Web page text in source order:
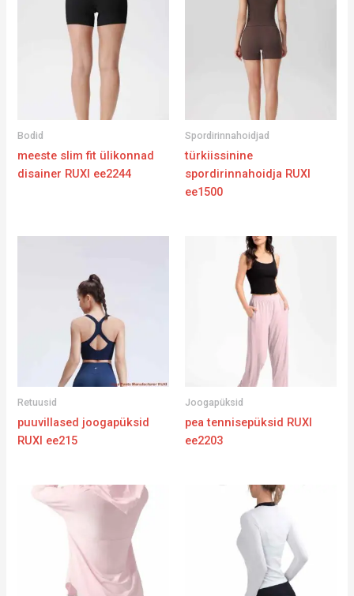
Bodid
meeste slim fit ülikonnad
disainer RUXI ee2244
Spordirinnahoidjad
türkiissinine
spordirinnahoidja RUXI
ee1500
Retuusid
puuvillased joogapüksid
RUXI ee215
Joogapüksid
pea tennisepüksid RUXI
ee2203